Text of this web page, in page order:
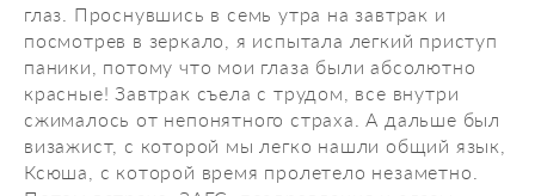
глаз. Проснувшись в семь утра на завтрак и
посмотрев в зеркало, я испытала легкий приступ
паники, потому что мои глаза были абсолютно
красные! Завтрак съела с трудом, все внутри
сжималось от непонятного страха. А дальше был
визажист, с которой мы легко нашли общий язык,
Ксюша, с которой время пролетело незаметно.